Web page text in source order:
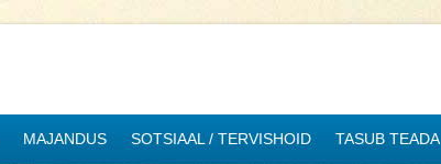
MAJANDUS SOTSIAAL / TERVISHOID TASUB TEADA